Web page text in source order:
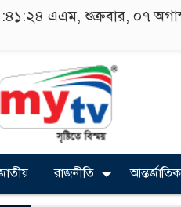
এএম, শুক্রবার, ০৭
রাজনীতি আন্তর্জাতিক